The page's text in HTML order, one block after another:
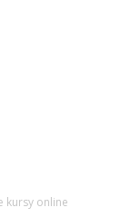
kursy online